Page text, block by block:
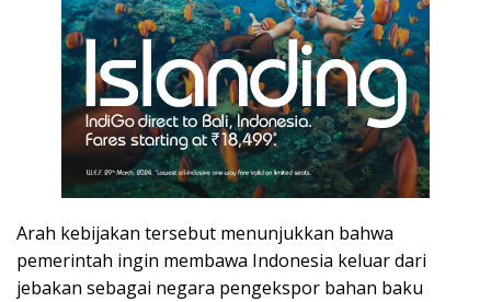
Arah kebijakan tersebut menunjukkan bahwa
pemerintah ingin membawa Indonesia keluar dari
jebakan sebagai negara pengekspor bahan baku